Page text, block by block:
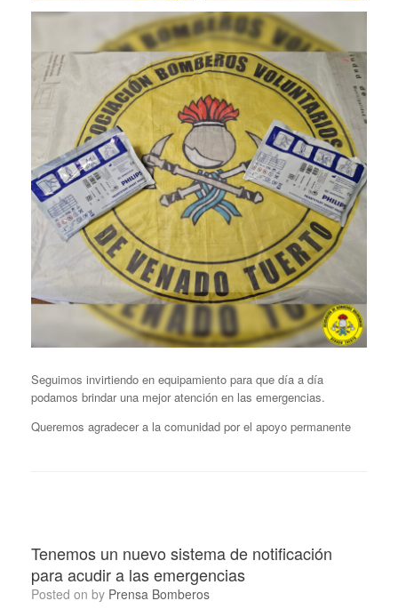
Seguimos invirtiendo en equipamiento para que día a día
podamos brindar una mejor atención en las emergencias.
Queremos agradecer a la comunidad por el apoyo permanente
Tenemos un nuevo sistema de notificación
para acudir a las emergencias
Posted on by Prensa Bomberos